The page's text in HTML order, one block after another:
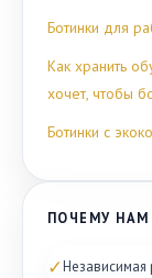
Ботинки для
Как хранить
хочет, чтобы
Ботинки с
ПОЧЕМУ
✓Независимая